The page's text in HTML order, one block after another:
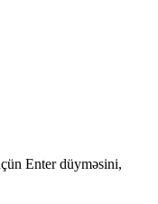
Enter düyməsini,